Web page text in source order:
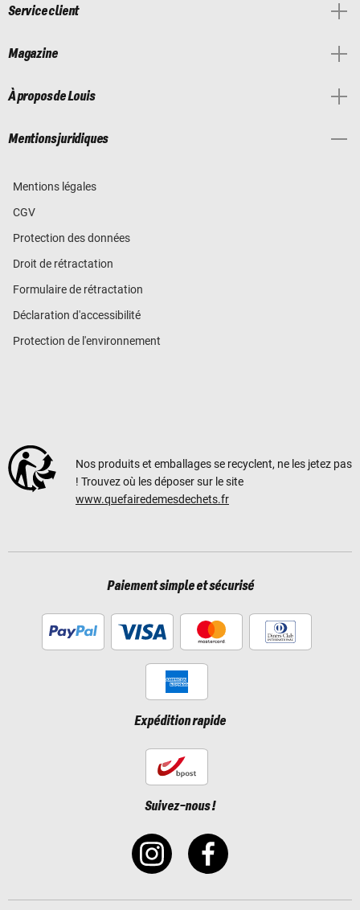
Service client
Magazine
À propos de Louis
Mentions juridiques
Mentions légales
CGV
Protection des données
Droit de rétractation
Formulaire de rétractation
Déclaration d'accessibilité
Protection de l'environnement
Nos produits et emballages se recyclent, ne les jetez pas
! Trouvez où les déposer sur le site
www.quefairedemesdechets.fr
Paiement simple et sécurisé
Expédition rapide
Suivez-nous !